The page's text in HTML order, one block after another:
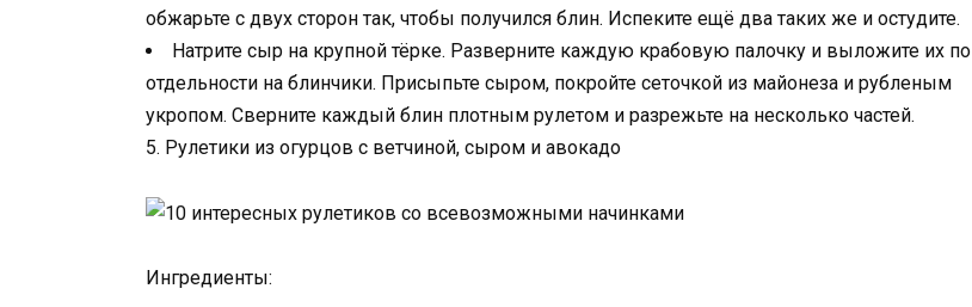
обжарьте с двух сторон так, чтобы получился блин. Испеките ещё два таких же и остудите.
Натрите сыр на крупной тёрке. Разверните каждую крабовую палочку и выложите их по
отдельности на блинчики. Присыпьте сыром, покройте сеточкой из майонеза и рубленым
укропом. Сверните каждый блин плотным рулетом и разрежьте на несколько частей.
5. Рулетики из огурцов с ветчиной, сыром и авокадо
Ингредиенты: